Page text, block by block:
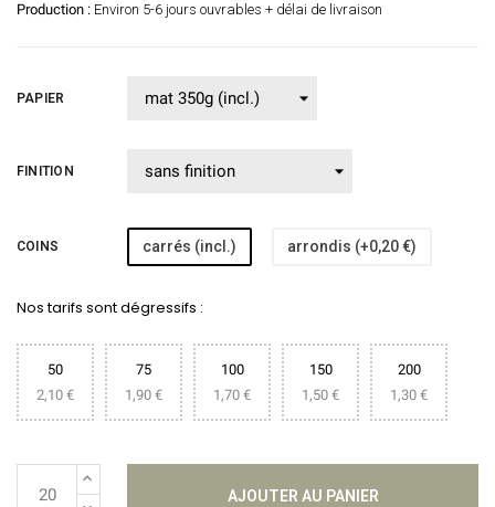
Production : Environ 5-6 jours ouvrables + délai de livraison
PAPIER
FINITION
COINS carrés (incl.) arrondis (+0,20 €)
Nos tarifs sont dégressifs :
50
2,10 €
75
1,90 €
100
1,70 €
150
1,50 €
200
1,30 €
AJOUTER AU PANIER